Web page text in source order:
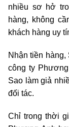
nhiều sơ hở
hàng, không
khách hàng uy
Nhận tiền
công ty
Sao làm giả
đối tác.
Chỉ trong thời